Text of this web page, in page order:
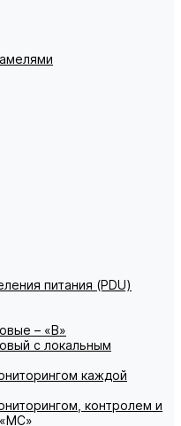
питания (PDU)
– «В»
с локальным
каждой
контролем и